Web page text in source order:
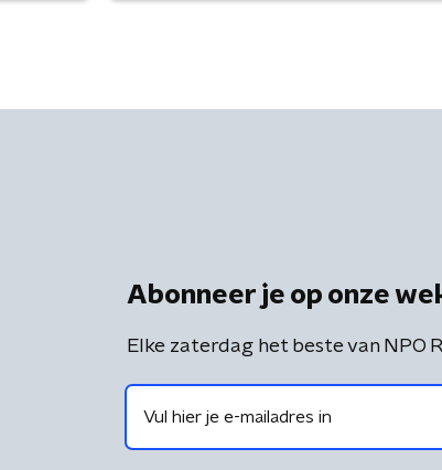
Abonneer je op onze
Elke zaterdag het beste van NPO